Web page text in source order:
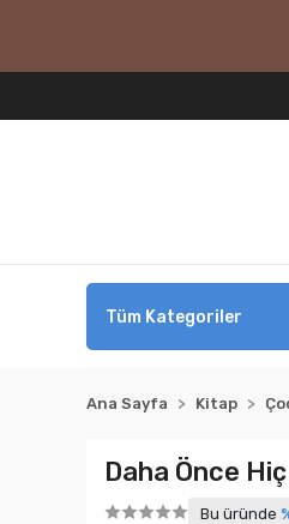
Tüm Kategoriler
Ana Sayfa Kitap
Daha Önce
Bu üründe